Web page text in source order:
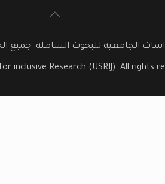
الجامعية للبحوث الشاملة. جميع
inclusive Research (USRIJ). All rights